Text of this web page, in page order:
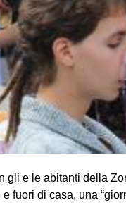
e le abitanti della
fuori di casa, una